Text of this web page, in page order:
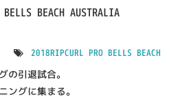
BELLS BEACH AUSTRALIA
2018RIPCURL PRO BELLS BEACH
の引退試合。
ングに集まる。